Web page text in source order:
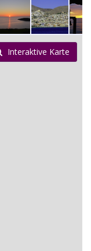
Interaktive Karte